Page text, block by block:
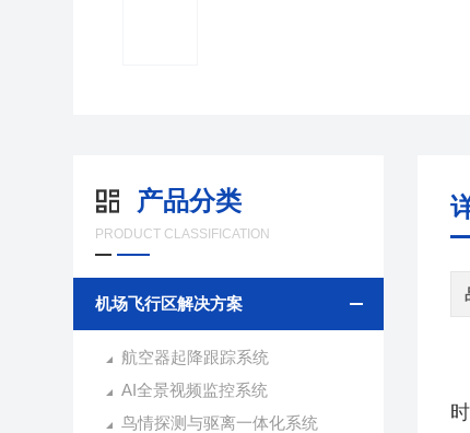
产品分类
PRODUCT CLASSIFICATION
机场飞行区解决方案
航空器起降跟踪系统
AI全景视频监控系统
鸟情探测与驱离一体化系统